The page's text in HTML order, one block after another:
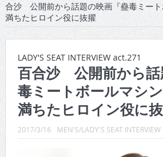
CINEMA×STYLE 290号
CINEMA×STYLE 289号
CINEMA×STYLE 288号
CINEMA×STYLE 287号
CINEMA×STYLE 286号
合沙 公開前から話題の映画『蠱毒ミート
満ちたヒロイン役に抜擢
LADY'S SEAT INTERVIEW act.271
百合沙 公開前から話
毒ミートボールマシ
満ちたヒロイン役に
2017/3/16 MEN'S/LADY'S SEAT INTERVIEW